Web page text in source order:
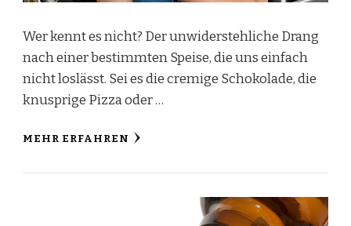
Wer kennt es nicht? Der unwiderstehliche Drang
nach einer bestimmten Speise, die uns einfach
nicht loslässt. Sei es die cremige Schokolade, die
knusprige Pizza oder …
MEHR ERFAHREN